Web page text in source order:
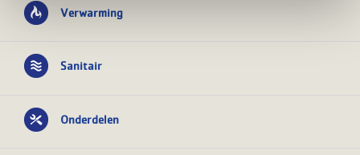
Verwarming
Sanitair
Onderdelen